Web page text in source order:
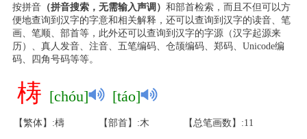
按拼音（拼音搜索，无需输入声调） 和部首检索，而且不但可以方
便地查询到汉字的字意和相关解释，还可以查询到汉字的读音、笔
画、笔顺、部首等，此外还可以查询到汉字的字源（汉字起源来
历）、真人发音、注音、五笔编码、仓颉编码、郑码、Unicode编
码、四角号码等等。
梼 [chóu] [táo]
【繁体】:檮 【部首】:木 【总笔画数】:11